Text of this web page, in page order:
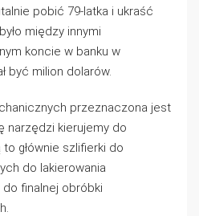
pobić 79-latka i ukraść
między innymi
koncie w banku w
być milion dolarów.
przeznaczona jest
narzędzi kierujemy do
głównie szlifierki do
do lakierowania
finalnej obróbki